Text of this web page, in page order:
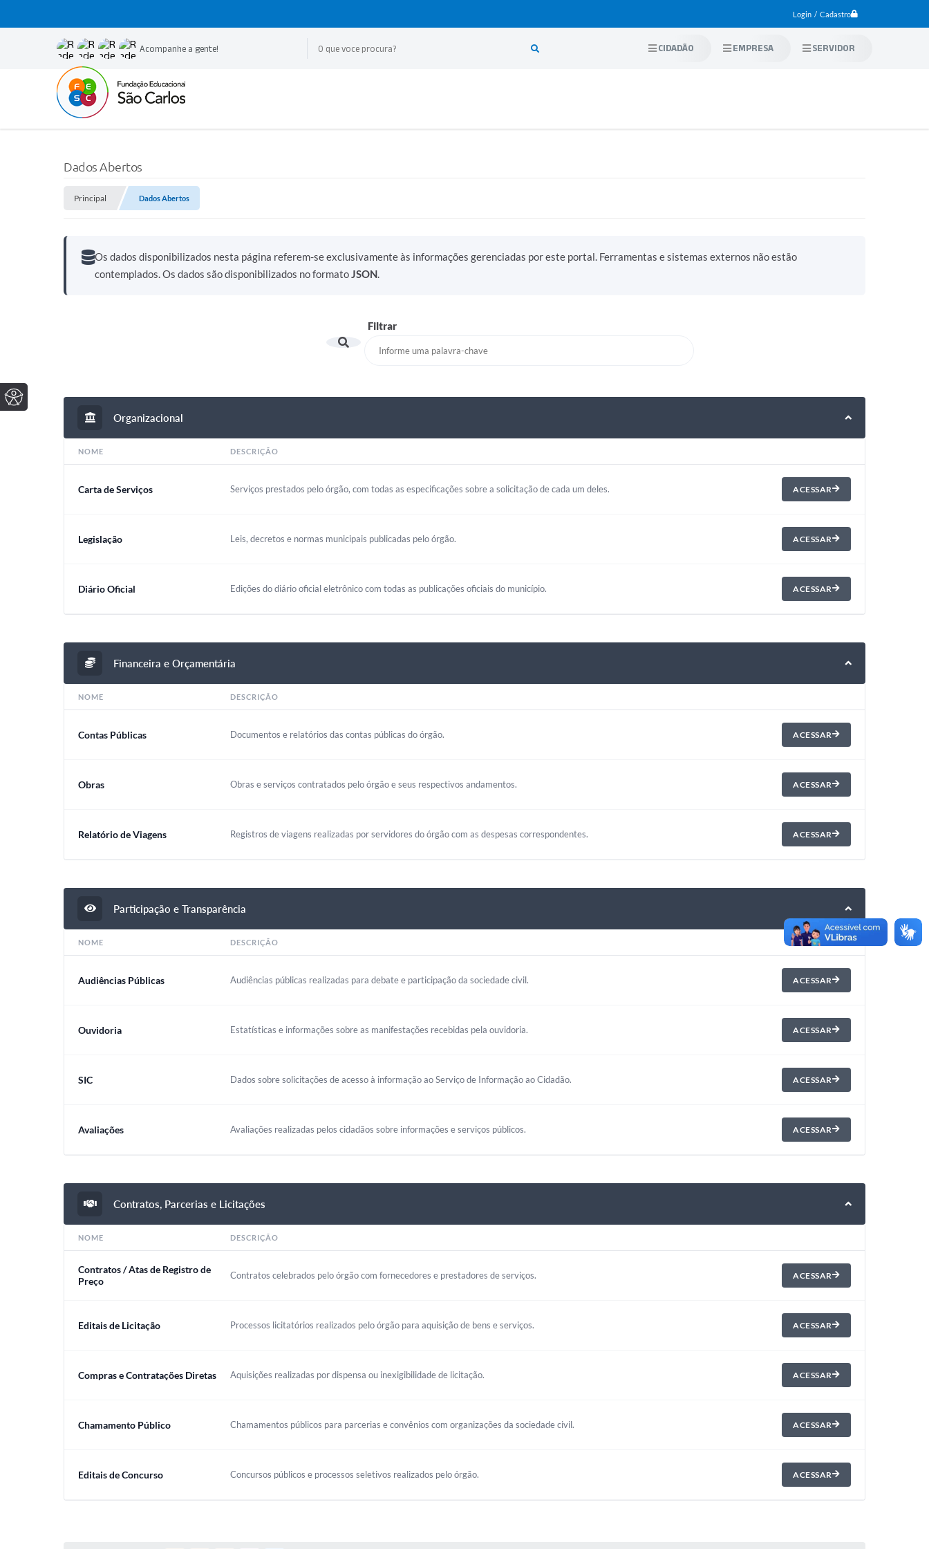
Login / Cadastro
Acompanhe a gente! CIDADÃO EMPRESA SERVIDOR
Dados Abertos
Principal Dados Abertos
Os dados disponibilizados nesta página referem-se exclusivamente às informações gerenciadas por este portal. Ferramentas e sistemas externos não estão
contemplados. Os dados são disponibilizados no formatoJSON.
Filtrar
Organizacional
NOME DESCRIÇÃO
Carta de Serviços Serviços prestados pelo órgão, com todas as especificações sobre a solicitação de cada um deles. ACESSAR
Legislação Leis, decretos e normas municipais publicadas pelo órgão. ACESSAR
Diário Oficial Edições do diário oficial eletrônico com todas as publicações oficiais do município. ACESSAR
Financeira e Orçamentária
NOME DESCRIÇÃO
Contas Públicas Documentos e relatórios das contas públicas do órgão. ACESSAR
Obras Obras e serviços contratados pelo órgão e seus respectivos andamentos. ACESSAR
Relatório de Viagens Registros de viagens realizadas por servidores do órgão com as despesas correspondentes. ACESSAR
Participação e Transparência
NOME DESCRIÇÃO
Audiências Públicas Audiências públicas realizadas para debate e participação da sociedade civil. ACESSAR
Ouvidoria Estatísticas e informações sobre as manifestações recebidas pela ouvidoria. ACESSAR
SIC Dados sobre solicitações de acesso à informação ao Serviço de Informação ao Cidadão. ACESSAR
Avaliações Avaliações realizadas pelos cidadãos sobre informações e serviços públicos. ACESSAR
Contratos, Parcerias e Licitações
NOME DESCRIÇÃO
Contratos / Atas de Registro de
Preço
Contratos celebrados pelo órgão com fornecedores e prestadores de serviços. ACESSAR
Editais de Licitação Processos licitatórios realizados pelo órgão para aquisição de bens e serviços. ACESSAR
Compras e Contratações Diretas Aquisições realizadas por dispensa ou inexigibilidade de licitação. ACESSAR
Chamamento Público Chamamentos públicos para parcerias e convênios com organizações da sociedade civil. ACESSAR
Editais de Concurso Concursos públicos e processos seletivos realizados pelo órgão. ACESSAR